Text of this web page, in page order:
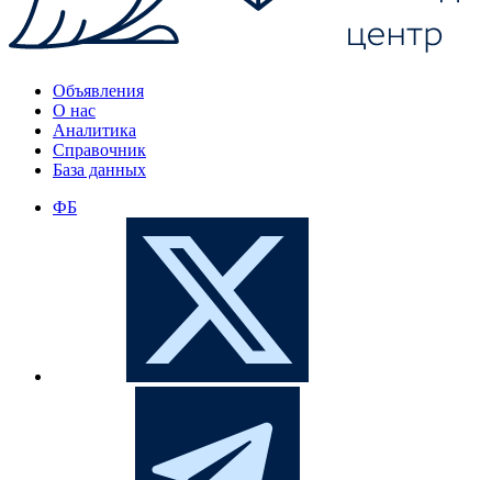
Объявления
О нас
Аналитика
Справочник
База данных
ФБ